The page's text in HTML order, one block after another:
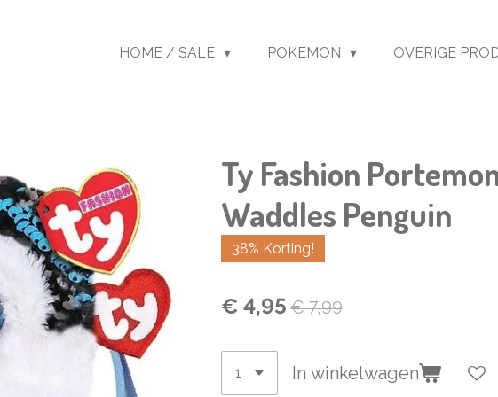
HOME / SALE POKEMON OVERIGE
Ty Fashion
Waddles Penguin
38% Korting!
€ 4,95 € 7,99
In winkelwagen